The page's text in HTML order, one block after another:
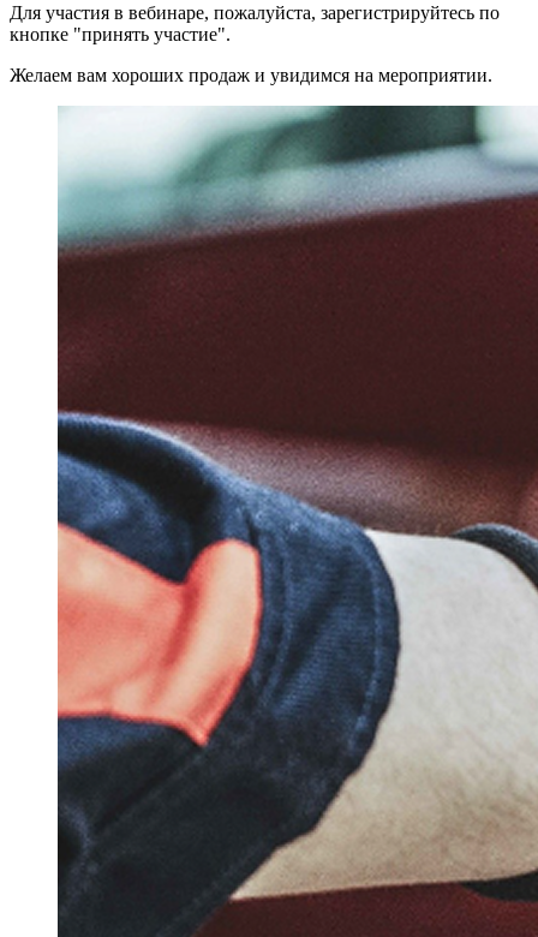
Для участия в вебинаре, пожалуйста, зарегистрируйтесь по
кнопке "принять участие".
Желаем вам хороших продаж и увидимся на мероприятии.